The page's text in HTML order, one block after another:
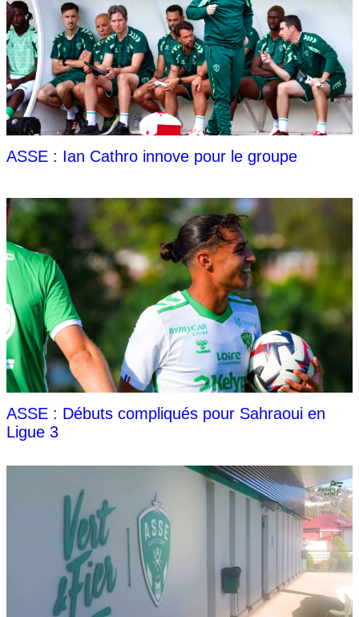
ASSE : Ian Cathro innove pour le groupe
ASSE : Débuts compliqués pour Sahraoui en
Ligue 3